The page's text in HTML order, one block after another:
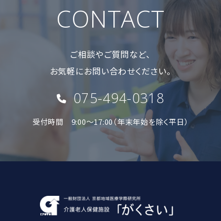
CONTACT
ご相談やご質問など、
お気軽にお問い合わせください。
075-494-0318
受付時間 9:00〜17:00（年末年始を除く平日）